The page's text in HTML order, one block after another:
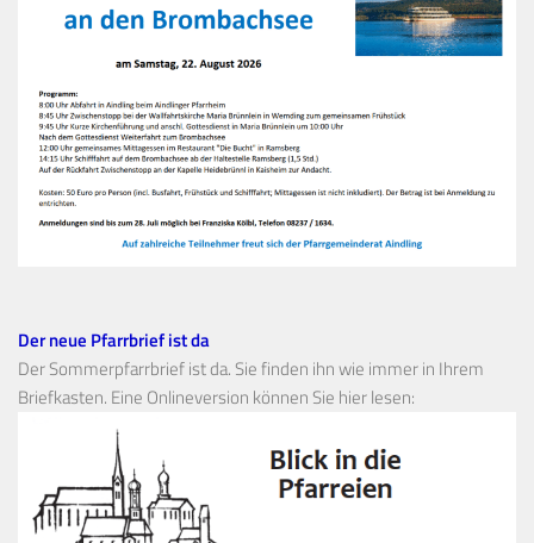
Der neue Pfarrbrief ist da
Der Sommerpfarrbrief ist da. Sie finden ihn wie immer in Ihrem
Briefkasten. Eine Onlineversion können Sie hier lesen: